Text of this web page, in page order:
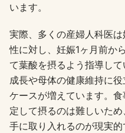
います。
実際、多くの産婦人科医
性に対し、妊娠1ヶ月前か
て葉酸を摂るよう指導し
成長や母体の健康維持に
ケースが増えています。
定して摂るのは難しいた
手に取り入れるのが現実的